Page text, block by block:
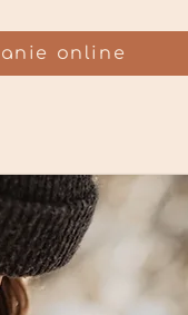
online